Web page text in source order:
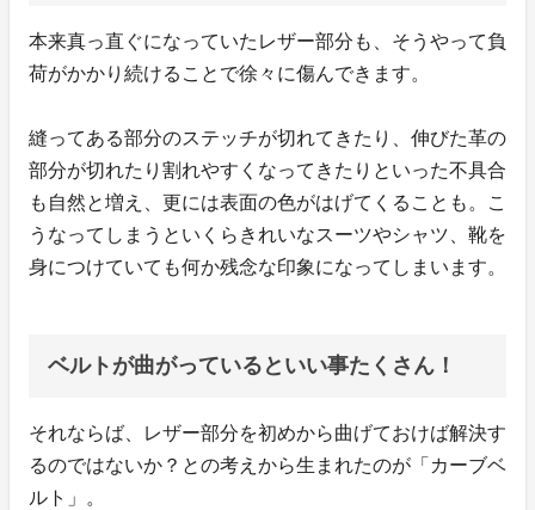
本来真っ直ぐになっていたレザー部分も、そうやって負
荷がかかり続けることで徐々に傷んできます。
縫ってある部分のステッチが切れてきたり、伸びた革の
部分が切れたり割れやすくなってきたりといった不具合
も自然と増え、更には表面の色がはげてくることも。こ
うなってしまうといくらきれいなスーツやシャツ、靴を
身につけていても何か残念な印象になってしまいます。
ベルトが曲がっているといい事たくさん！
それならば、レザー部分を初めから曲げておけば解決す
るのではないか？との考えから生まれたのが「カーブベ
ルト」。